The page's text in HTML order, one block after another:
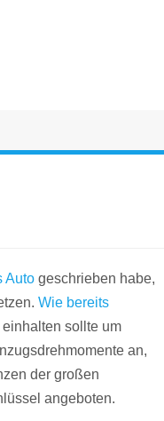
Auto geschrieben habe,
Wie bereits
sollte um
an,
der großen
angeboten.